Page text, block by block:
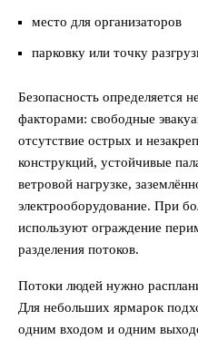
место для организаторов
парковку или точку
Безопасность определяется
факторами: свободные
отсутствие острых и
конструкций, устойчивые
ветровой нагрузке,
электрооборудование. При
используют ограждение
разделения потоков.
Потоки людей нужно
Для небольших ярмарок
одним входом и одним